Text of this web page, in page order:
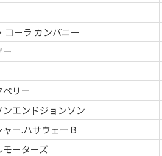
コーラ カンパニー
ー
ベリー
ンエンドジョンソン
ー.ハサウェーＢ
ーターズ